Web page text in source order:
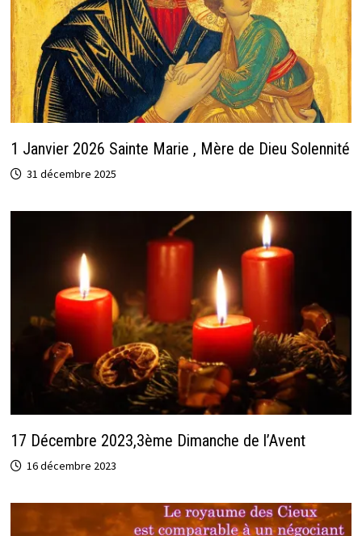
1 Janvier 2026 Sainte Marie , Mère de Dieu Solennité
31 décembre 2025
17 Décembre 2023,3ème Dimanche de l’Avent
16 décembre 2023